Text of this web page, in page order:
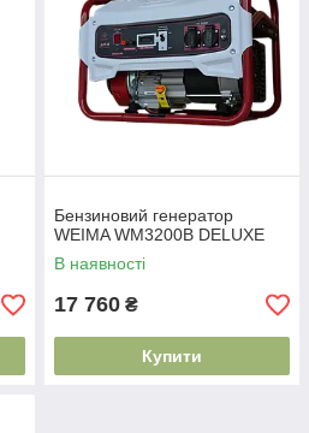
Бензиновий генератор
WEIMA WM3200B DELUXE
В наявності
17 760 ₴
Купити